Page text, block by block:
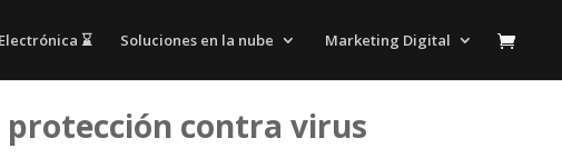
⌛ Soluciones en la nube Marketing Digital
protección contra virus